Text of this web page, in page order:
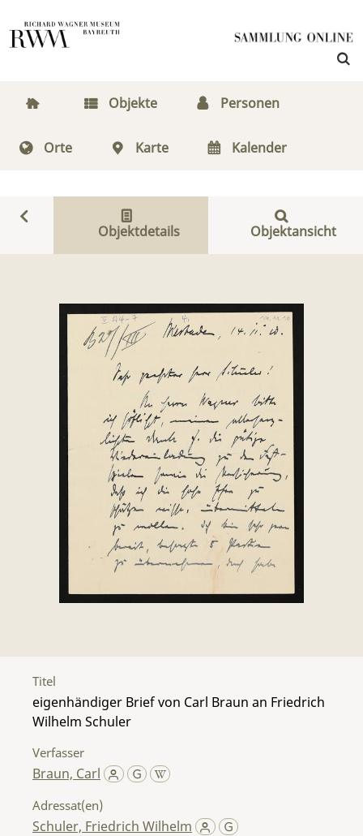
Objekte Personen
Orte Karte Kalender
Objektdetails Objektansicht
Titel
eigenhändiger Brief von Carl Braun an Friedrich
Wilhelm Schuler
Verfasser
Braun, Carl
Adressat(en)
Schuler, Friedrich Wilhelm